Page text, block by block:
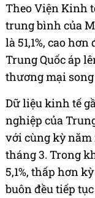
Theo Viện Kinh
trung bình của
là 51,1%, cao
Trung Quốc áp
thương mại
Dữ liệu kinh tế
nghiệp của
với cùng kỳ năm
tháng 3. Trong
5,1%, thấp hơn
buôn đều tiếp